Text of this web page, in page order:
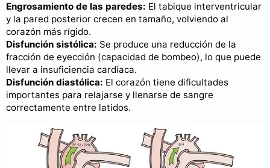
Engrosamiento de las paredes: El tabique interventricular
y la pared posterior crecen en tamaño, volviendo al
corazón más rígido.
Disfunción sistólica: Se produce una reducción de la
fracción de eyección (capacidad de bombeo), lo que puede
llevar a insuficiencia cardíaca.
Disfunción diastólica: El corazón tiene dificultades
importantes para relajarse y llenarse de sangre
correctamente entre latidos.